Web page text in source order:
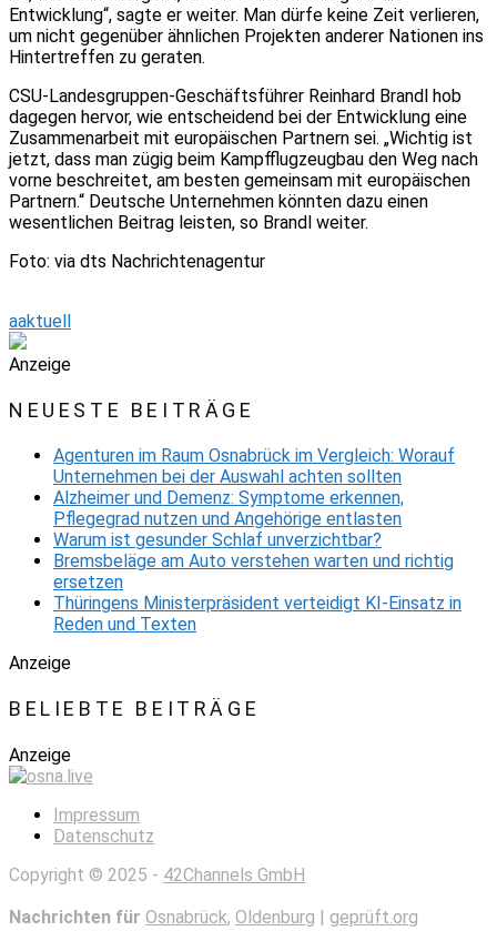
Entwicklung“, sagte er weiter. Man dürfe keine Zeit verlieren,
um nicht gegenüber ähnlichen Projekten anderer Nationen ins
Hintertreffen zu geraten.
CSU-Landesgruppen-Geschäftsführer Reinhard Brandl hob
dagegen hervor, wie entscheidend bei der Entwicklung eine
Zusammenarbeit mit europäischen Partnern sei. „Wichtig ist
jetzt, dass man zügig beim Kampfflugzeugbau den Weg nach
vorne beschreitet, am besten gemeinsam mit europäischen
Partnern.“ Deutsche Unternehmen könnten dazu einen
wesentlichen Beitrag leisten, so Brandl weiter.
Foto: via dts Nachrichtenagentur
aaktuell
Anzeige
NEUESTE BEITRÄGE
Agenturen im Raum Osnabrück im Vergleich: Worauf
Unternehmen bei der Auswahl achten sollten
Alzheimer und Demenz: Symptome erkennen,
Pflegegrad nutzen und Angehörige entlasten
Warum ist gesunder Schlaf unverzichtbar?
Bremsbeläge am Auto verstehen warten und richtig
ersetzen
Thüringens Ministerpräsident verteidigt KI-Einsatz in
Reden und Texten
Anzeige
BELIEBTE BEITRÄGE
Anzeige
Impressum
Datenschutz
Copyright © 2025 - 42Channels GmbH
Nachrichten für Osnabrück, Oldenburg | geprüft.org